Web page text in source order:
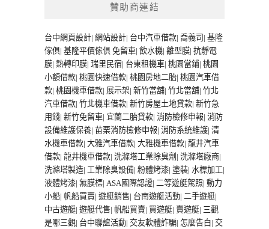
贊助商連結
台中網頁設計| 網站設計| 台中汽車借款| 喬義司 | 基隆
傢俱| 基隆平價傢俱 免留車| 飲水機| 離型膜| 抗靜電
膜| 熱轉印膜| 瑞里民宿| 台東租機車| 桃園當鋪| 桃園
小額借款| 桃園快速借款| 桃園房地二胎| 桃園汽車借
款| 桃園機車借款| 展示架| 新竹當舖| 竹北當舖| 竹北
汽車借款| 竹北機車借款| 新竹房屋土地貸款| 新竹急
用錢| 新竹免留車| 宜蘭二胎貸款| 消防檢修申報| 消防
設備維護保養| 苗栗消防檢修申報| 消防系統維護| 清
水機車借款| 大雅汽車借款| 大雅機車借款| 龍井汽車
借款| 龍井機車借款| 洗滌塔工業除臭劑 | 洗滌塔廠商|
洗滌塔製造| 工業除臭設備| 粉體烤漆| 塗裝| 水標加工|
液體烤漆| 無膜標| ASA國際認證| 二等遊艇駕照| 動力
小船| 帆船買賣| 遊艇銷售| 台南遊艇活動| 二手遊艇|
中古遊艇| 遊艇代售| 帆船買賣| 買遊艇| 賣遊艇| 三觀
是哪三觀| 台中聯誼活動| 交友軟體詐騙| 怎麼告白| 交